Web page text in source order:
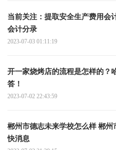
当前关注：提取安全生产费用会
会计分录
2023-07-03 01:11:19
开一家烧烤店的流程是怎样的？
答！
2023-07-02 22:43:59
郴州市德志未来学校怎么样 郴
快消息